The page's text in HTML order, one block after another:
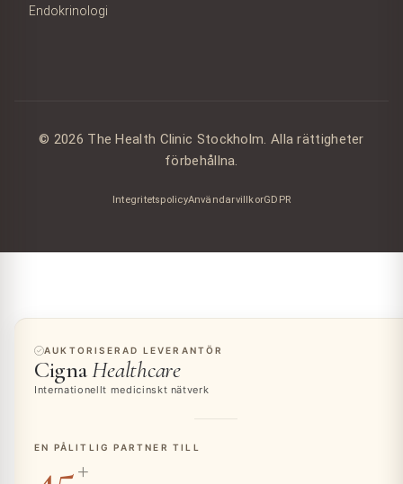
Endokrinologi
© 2026 The Health Clinic Stockholm. Alla rättigheter
förbehållna.
IntegritetspolicyAnvändarvillkorGDPR
AUKTORISERAD LEVERANTÖR
CignaHealthcare
Internationellt medicinskt nätverk
EN PÅLITLIG PARTNER TILL
+